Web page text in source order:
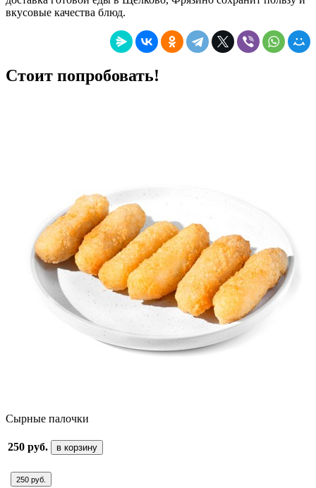
вкусовые качества блюд.
Стоит попробовать!
Сырные палочки
250 руб. в корзину
250 руб.